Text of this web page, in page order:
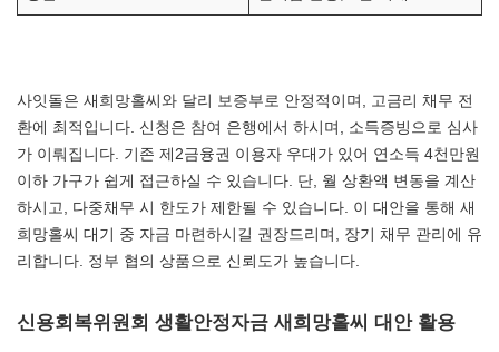
사잇돌은 새희망홀씨와 달리 보증부로 안정적이며, 고금리 채무 전
환에 최적입니다. 신청은 참여 은행에서 하시며, 소득증빙으로 심사
가 이뤄집니다. 기존 제2금융권 이용자 우대가 있어 연소득 4천만원
이하 가구가 쉽게 접근하실 수 있습니다. 단, 월 상환액 변동을 계산
하시고, 다중채무 시 한도가 제한될 수 있습니다. 이 대안을 통해 새
희망홀씨 대기 중 자금 마련하시길 권장드리며, 장기 채무 관리에 유
리합니다. 정부 협의 상품으로 신뢰도가 높습니다.
신용회복위원회 생활안정자금 새희망홀씨 대안 활용